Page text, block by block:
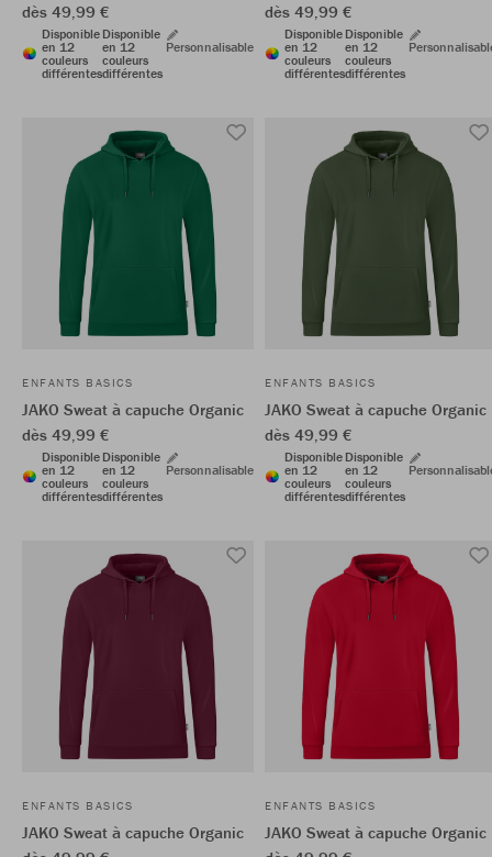
dès 49,99 €
Disponible
en 12
couleurs
différentes
Disponible
en 12
couleurs
différentes
Personnalisable
dès 49,99 €
Disponible
en 12
couleurs
différentes
Disponible
en 12
couleurs
différentes
ENFANTS BASICS
JAKO Sweat à capuche Organic
dès 49,99 €
Disponible
en 12
couleurs
différentes
Disponible
en 12
couleurs
différentes
Personnalisable
ENFANTS BASICS
JAKO Sweat à capuche Organic
dès 49,99 €
Disponible
en 12
couleurs
différentes
Disponible
en 12
couleurs
différentes
ENFANTS BASICS
JAKO Sweat à capuche Organic
ENFANTS BASICS
JAKO Sweat à capuche Organic